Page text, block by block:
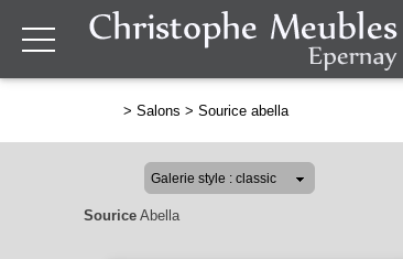
> Salons > Sourice abella
Sourice Abella